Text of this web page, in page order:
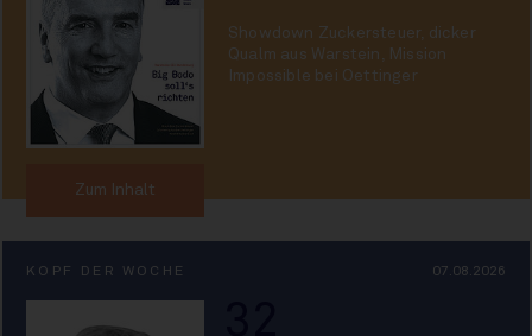
Showdown Zuckersteuer, dicker
Qualm aus Warstein, Mission
Impossible bei Oettinger
Zum Inhalt
KOPF DER WOCHE 07.08.2026